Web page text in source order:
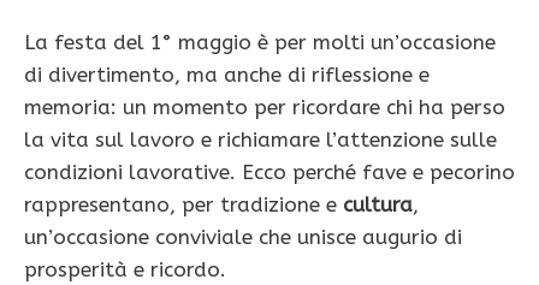
La festa del 1° maggio è per molti un’occasione
di divertimento, ma anche di riflessione e
memoria: un momento per ricordare chi ha perso
la vita sul lavoro e richiamare l’attenzione sulle
condizioni lavorative. Ecco perché fave e pecorino
rappresentano, per tradizione e cultura,
un’occasione conviviale che unisce augurio di
prosperità e ricordo.